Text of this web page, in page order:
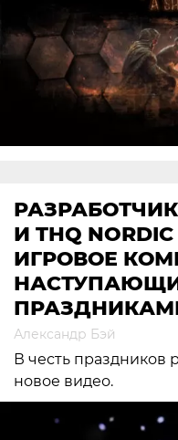
И THQ
ИГРОВОЕ
Александр Бэй
В честь праздников
новое видео.